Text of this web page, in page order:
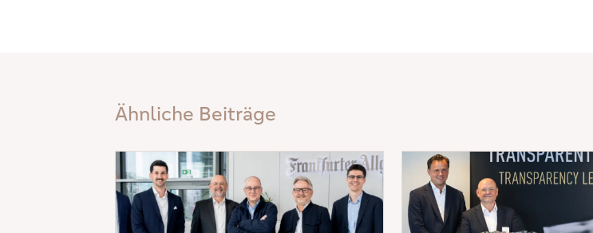
Ähnliche Beiträge
Mehr erfahren: „Nicht jeder muss eine rechtsfähige Stiftung gründen“Mehr erfahren: Transparenz, die